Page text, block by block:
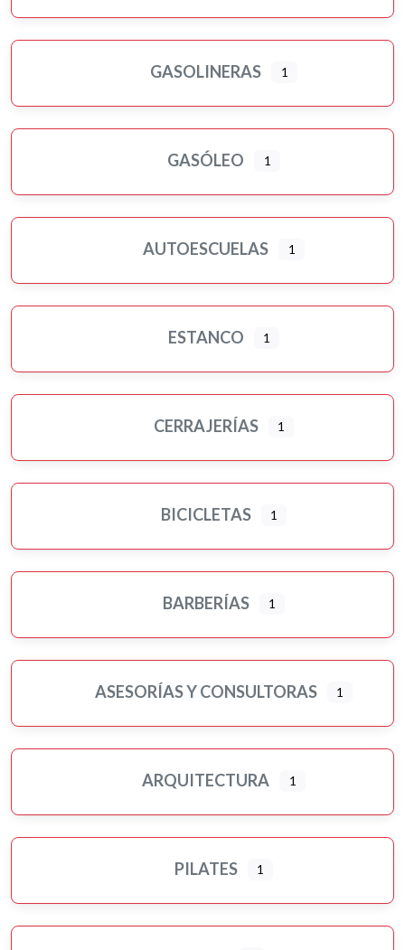
GASOLINERAS 1
GASÓLEO 1
AUTOESCUELAS 1
ESTANCO 1
CERRAJERÍAS 1
BICICLETAS 1
BARBERÍAS 1
ASESORÍAS Y CONSULTORAS 1
ARQUITECTURA 1
PILATES 1